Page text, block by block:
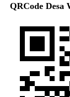
QRCode Desa